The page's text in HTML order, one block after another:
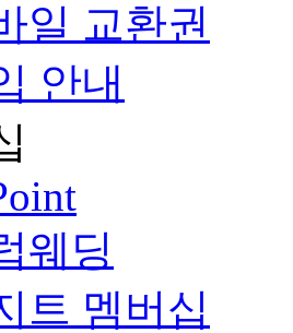
일 교환권
안내
웨딩
트 멤버십